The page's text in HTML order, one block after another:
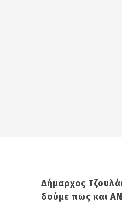
Δήμαρχος
δούμε πως και